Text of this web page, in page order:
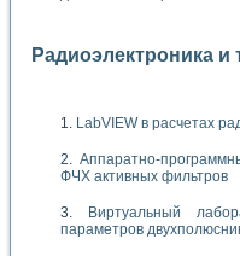
Радиоэлектроника
LabVIEW в расчетах
Аппаратно-
ФЧХ активных фильтров
Виртуальный
параметров